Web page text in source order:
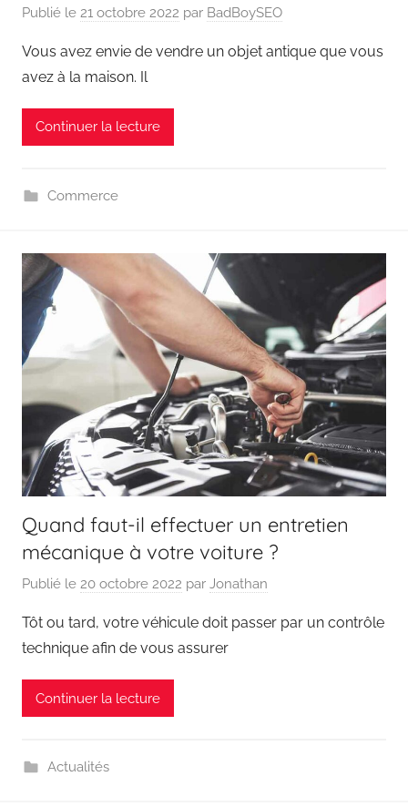
Publié le 21 octobre 2022 par BadBoySEO
Vous avez envie de vendre un objet antique que vous
avez à la maison. Il
Continuer la lecture
Commerce
Quand faut-il effectuer un entretien
mécanique à votre voiture ?
Publié le 20 octobre 2022 par Jonathan
Tôt ou tard, votre véhicule doit passer par un contrôle
technique afin de vous assurer
Continuer la lecture
Actualités